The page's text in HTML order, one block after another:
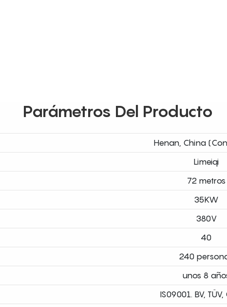
Parámetros Del Producto
Henan, China
Limeiqi
72 metros
35KW
380V
40
240
unos 8
IS09001. BV, TÜV,